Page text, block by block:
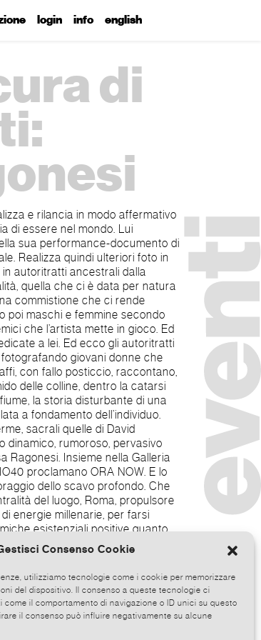
Consenso Cookie
utilizziamo tecnologie come i cookie per memorizzare
del dispositivo. Il consenso a queste tecnologie ci
come il comportamento di navigazione o ID unici su questo
il consenso può influire negativamente su alcune
login info english
di